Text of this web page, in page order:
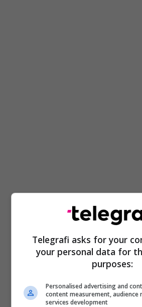
Telegrafi asks for your
your personal data for
purposes:
Personalised advertising and
content measurement, audience
services development